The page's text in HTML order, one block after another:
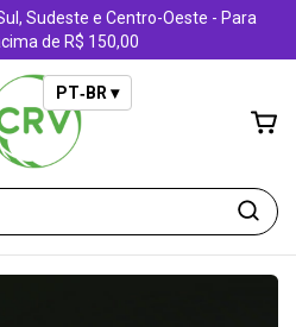
Sudeste e Centro-Oeste - Para
de R$ 150,00
PT‑BR ▾